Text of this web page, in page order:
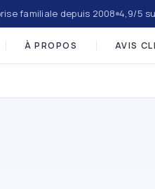
familiale depuis 2008 4,9/5
À PROPOS AVIS